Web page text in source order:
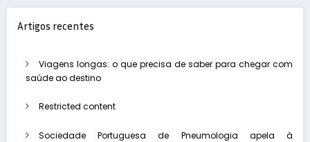
Artigos recentes
Viagens longas: o que precisa de saber para chegar com
saúde ao destino
Restricted content
Sociedade Portuguesa de Pneumologia apela à